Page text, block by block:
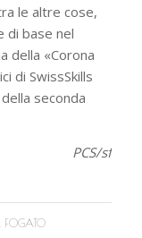
le altre cose,
di base nel
della «Corona
di SwissSkills
seconda
PCS/sf
FOGATO